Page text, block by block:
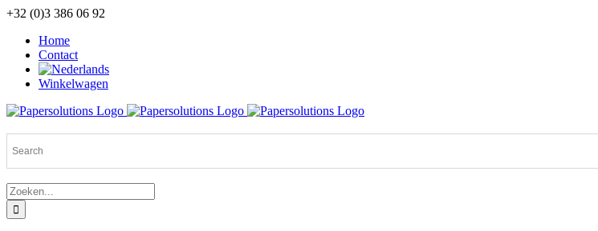
Ga
inhoud
+32 (0)3 386 06 92
Home
Contact
Winkelwagen
Zoeken
naar: